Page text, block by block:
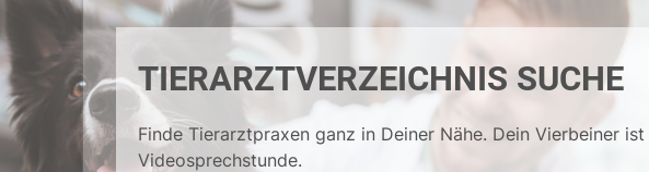
TIERARZTVERZEICHNIS SUCHE
Finde Tierarztpraxen ganz in Deiner Nähe. Dein Vierbeiner
Videosprechstunde.